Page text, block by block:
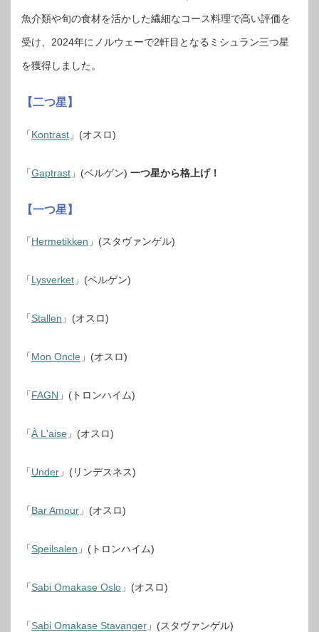
魚介類や旬の食材を活かした繊細なコース料理で高い評価を
受け、2024年にノルウェーで2軒目となるミシュラン三つ星
を獲得しました。
【二つ星】
「Kontrast 」(オスロ)
「Gaptrast 」(ベルゲン) 一つ星から格上げ！
【一つ星】
「Hermetikken 」(スタヴァンゲル)
「Lysverket 」(ベルゲン)
「Stallen 」(オスロ)
「Mon Oncle 」(オスロ)
「FAGN 」(トロンハイム)
「À L'aise 」(オスロ)
「Under 」(リンデスネス)
「Bar Amour 」(オスロ)
「Speilsalen 」(トロンハイム)
「Sabi Omakase Oslo 」(オスロ)
「Sabi Omakase Stavanger 」(スタヴァンゲル)